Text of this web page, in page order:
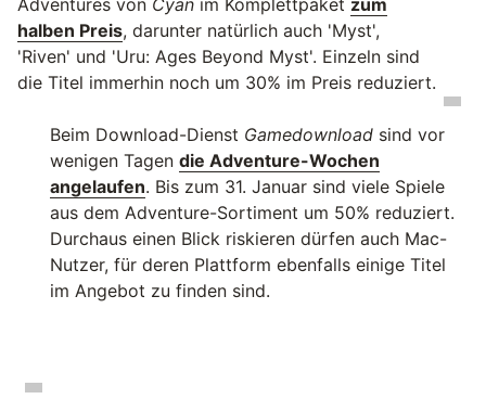
Adventures von Cyan im Komplettpaket zum
halben Preis, darunter natürlich auch 'Myst',
'Riven' und 'Uru: Ages Beyond Myst'. Einzeln sind
die Titel immerhin noch um 30% im Preis reduziert.
Beim Download-Dienst Gamedownload sind vor
wenigen Tagen die Adventure-Wochen
angelaufen. Bis zum 31. Januar sind viele Spiele
aus dem Adventure-Sortiment um 50% reduziert.
Durchaus einen Blick riskieren dürfen auch Mac-
Nutzer, für deren Plattform ebenfalls einige Titel
im Angebot zu finden sind.